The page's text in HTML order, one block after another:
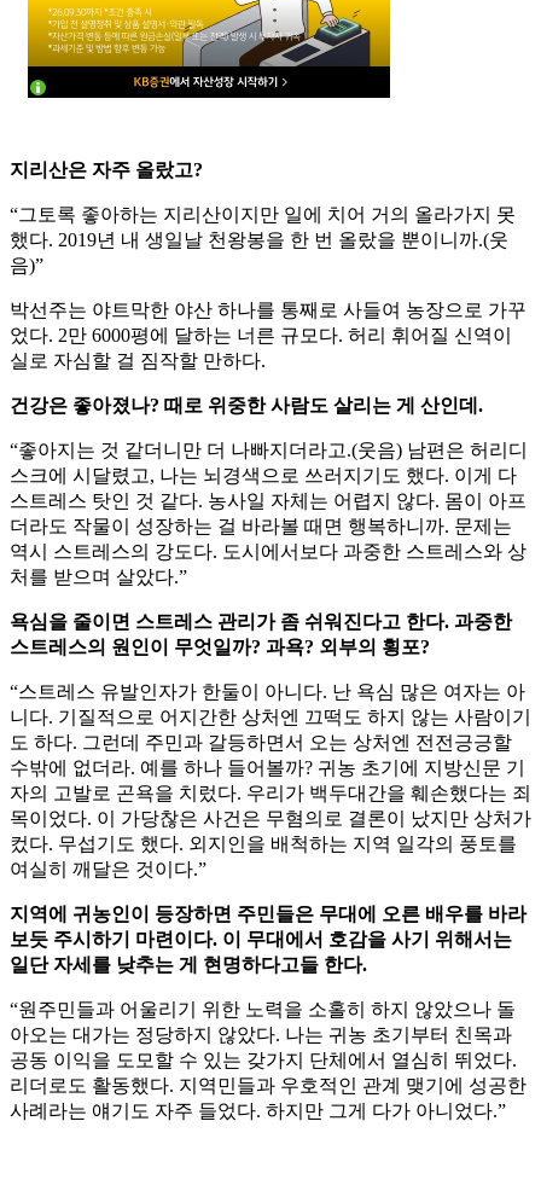
지리산은 자주 올랐고?
“그토록 좋아하는 지리산이지만 일에 치어 거의 올라가지 못
했다. 2019년 내 생일날 천왕봉을 한 번 올랐을 뿐이니까.(웃
음)”
박선주는 야트막한 야산 하나를 통째로 사들여 농장으로 가꾸
었다. 2만 6000평에 달하는 너른 규모다. 허리 휘어질 신역이
실로 자심할 걸 짐작할 만하다.
건강은 좋아졌나? 때로 위중한 사람도 살리는 게 산인데.
“좋아지는 것 같더니만 더 나빠지더라고.(웃음) 남편은 허리디
스크에 시달렸고, 나는 뇌경색으로 쓰러지기도 했다. 이게 다
스트레스 탓인 것 같다. 농사일 자체는 어렵지 않다. 몸이 아프
더라도 작물이 성장하는 걸 바라볼 때면 행복하니까. 문제는
역시 스트레스의 강도다. 도시에서보다 과중한 스트레스와 상
처를 받으며 살았다.”
욕심을 줄이면 스트레스 관리가 좀 쉬워진다고 한다. 과중한
스트레스의 원인이 무엇일까? 과욕? 외부의 횡포?
“스트레스 유발인자가 한둘이 아니다. 난 욕심 많은 여자는 아
니다. 기질적으로 어지간한 상처엔 끄떡도 하지 않는 사람이기
도 하다. 그런데 주민과 갈등하면서 오는 상처엔 전전긍긍할
수밖에 없더라. 예를 하나 들어볼까? 귀농 초기에 지방신문 기
자의 고발로 곤욕을 치렀다. 우리가 백두대간을 훼손했다는 죄
목이었다. 이 가당찮은 사건은 무혐의로 결론이 났지만 상처가
컸다. 무섭기도 했다. 외지인을 배척하는 지역 일각의 풍토를
여실히 깨달은 것이다.”
지역에 귀농인이 등장하면 주민들은 무대에 오른 배우를 바라
보듯 주시하기 마련이다. 이 무대에서 호감을 사기 위해서는
일단 자세를 낮추는 게 현명하다고들 한다.
“원주민들과 어울리기 위한 노력을 소홀히 하지 않았으나 돌
아오는 대가는 정당하지 않았다. 나는 귀농 초기부터 친목과
공동 이익을 도모할 수 있는 갖가지 단체에서 열심히 뛰었다.
리더로도 활동했다. 지역민들과 우호적인 관계 맺기에 성공한
사례라는 얘기도 자주 들었다. 하지만 그게 다가 아니었다.”